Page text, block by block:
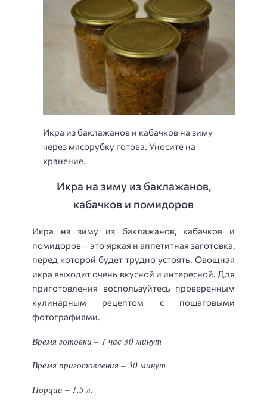
Икра из баклажанов и кабачков на зиму
через мясорубку готова. Уносите на
хранение.
Икра на зиму из баклажанов,
кабачков и помидоров
Икра на зиму из баклажанов, кабачков и
помидоров – это яркая и аппетитная заготовка,
перед которой будет трудно устоять. Овощная
икра выходит очень вкусной и интересной. Для
приготовления воспользуйтесь проверенным
кулинарным рецептом с пошаговыми
фотографиями.
Время готовки – 1 час 30 минут
Время приготовления – 30 минут
Порции – 1,5 л.